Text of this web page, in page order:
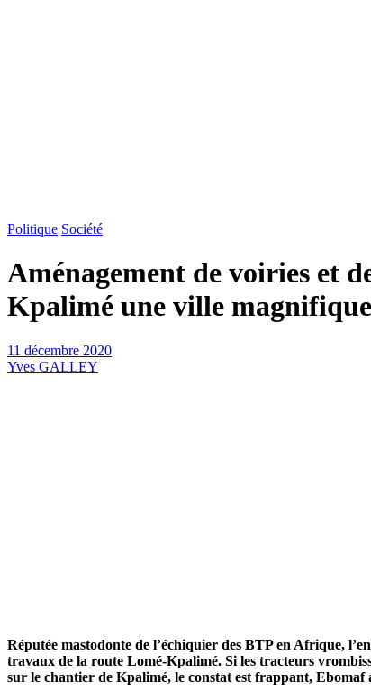
Politique Société
Aménagement de voiries et
Kpalimé une ville magnifique
11 décembre 2020
Yves GALLEY
Réputée mastodonte de l’échiquier des BTP en Afrique,
travaux de la route Lomé-Kpalimé. Si les tracteurs
sur le chantier de Kpalimé, le constat est frappant, Ebomaf